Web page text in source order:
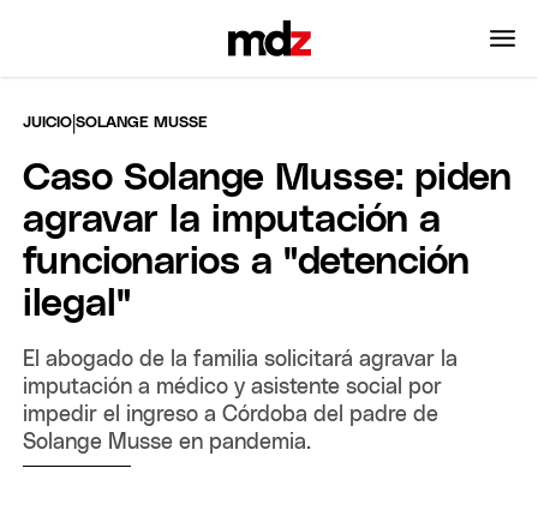
JUICIO |SOLANGE MUSSE
Caso Solange Musse: piden
agravar la imputación a
funcionarios a "detención
ilegal"
El abogado de la familia solicitará agravar la
imputación a médico y asistente social por
impedir el ingreso a Córdoba del padre de
Solange Musse en pandemia.